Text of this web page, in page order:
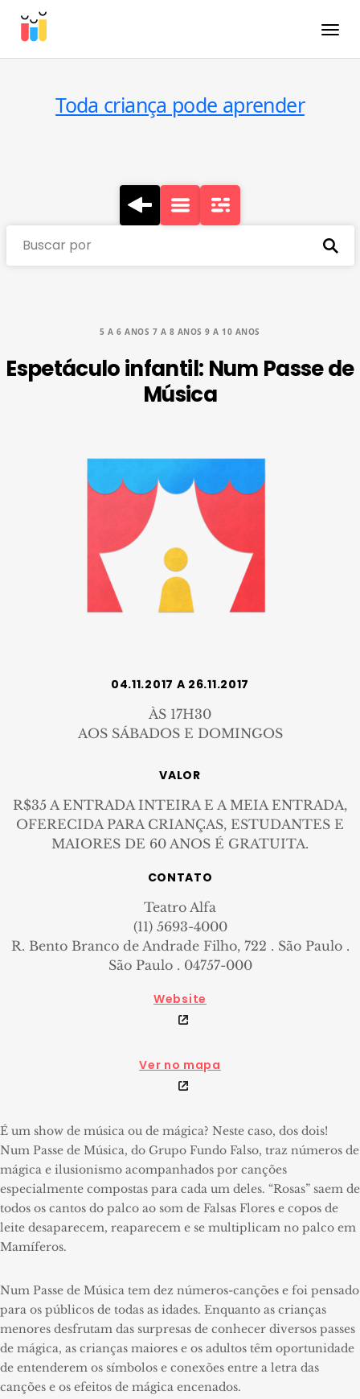
Toda criança pode aprender
Buscar por
5 A 6 ANOS 7 A 8 ANOS 9 A 10 ANOS
Espetáculo infantil: Num Passe de
Música
04.11.2017 A 26.11.2017
ÀS 17H30
AOS SÁBADOS E DOMINGOS
VALOR
R$35 A ENTRADA INTEIRA E A MEIA ENTRADA,
OFERECIDA PARA CRIANÇAS, ESTUDANTES E
MAIORES DE 60 ANOS É GRATUITA.
CONTATO
Teatro Alfa
(11) 5693-4000
R. Bento Branco de Andrade Filho, 722 . São Paulo .
São Paulo . 04757-000
Website
Ver no mapa
É um show de música ou de mágica? Neste caso, dos dois!
Num Passe de Música, do Grupo Fundo Falso, traz números de
mágica e ilusionismo acompanhados por canções
especialmente compostas para cada um deles. “Rosas” saem de
todos os cantos do palco ao som de Falsas Flores e copos de
leite desaparecem, reaparecem e se multiplicam no palco em
Mamíferos.
Num Passe de Música tem dez números-canções e foi pensado
para os públicos de todas as idades. Enquanto as crianças
menores desfrutam das surpresas de conhecer diversos passes
de mágica, as crianças maiores e os adultos têm oportunidade
de entenderem os símbolos e conexões entre a letra das
canções e os efeitos de mágica encenados.